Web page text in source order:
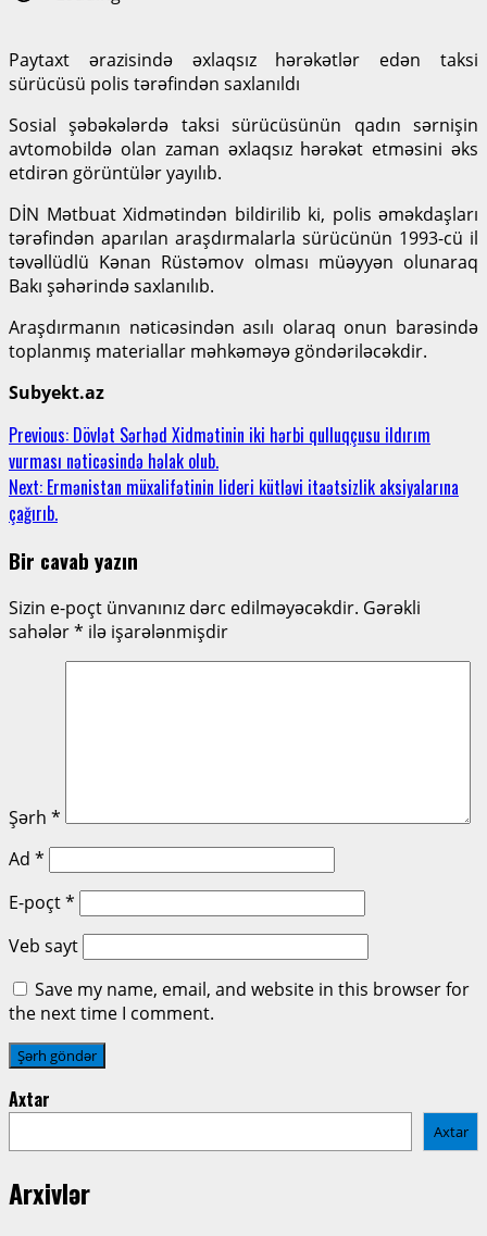
Paytaxt ərazisində əxlaqsız hərəkətlər edən taksi
sürücüsü polis tərəfindən saxlanıldı
Sosial şəbəkələrdə taksi sürücüsünün qadın sərnişin
avtomobildə olan zaman əxlaqsız hərəkət etməsini əks
etdirən görüntülər yayılıb.
DİN Mətbuat Xidmətindən bildirilib ki, polis əməkdaşları
tərəfindən aparılan araşdırmalarla sürücünün 1993-cü il
təvəllüdlü Kənan Rüstəmov olması müəyyən olunaraq
Bakı şəhərində saxlanılıb.
Araşdırmanın nəticəsindən asılı olaraq onun barəsində
toplanmış materiallar məhkəməyə göndəriləcəkdir.
Subyekt.az
Continue
Reading
Previous: Dövlət Sərhəd Xidmətinin iki hərbi qulluqçusu ildırım
vurması nəticəsində həlak olub.
Next: Ermənistan müxalifətinin lideri kütləvi itaətsizlik aksiyalarına
çağırıb.
Bir cavab yazın
Sizin e-poçt ünvanınız dərc edilməyəcəkdir. Gərəkli
sahələr* ilə işarələnmişdir
Şərh *
Ad *
E-poçt*
Veb sayt
Save my name, email, and website in this browser for
the next time I comment.
Axtar
Axtar
Arxivlər